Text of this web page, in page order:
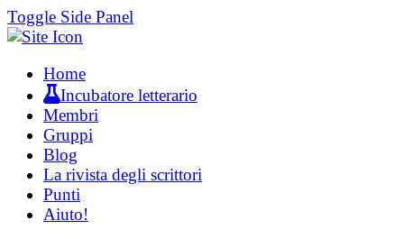
Toggle Side Panel
Home
Incubatore letterario
Membri
Gruppi
Blog
La rivista degli scrittori
Punti
Aiuto!